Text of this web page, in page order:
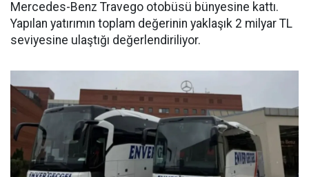
Mercedes-Benz Travego otobüsü bünyesine kattı.
Yapılan yatırımın toplam değerinin yaklaşık 2 milyar TL
seviyesine ulaştığı değerlendiriliyor.